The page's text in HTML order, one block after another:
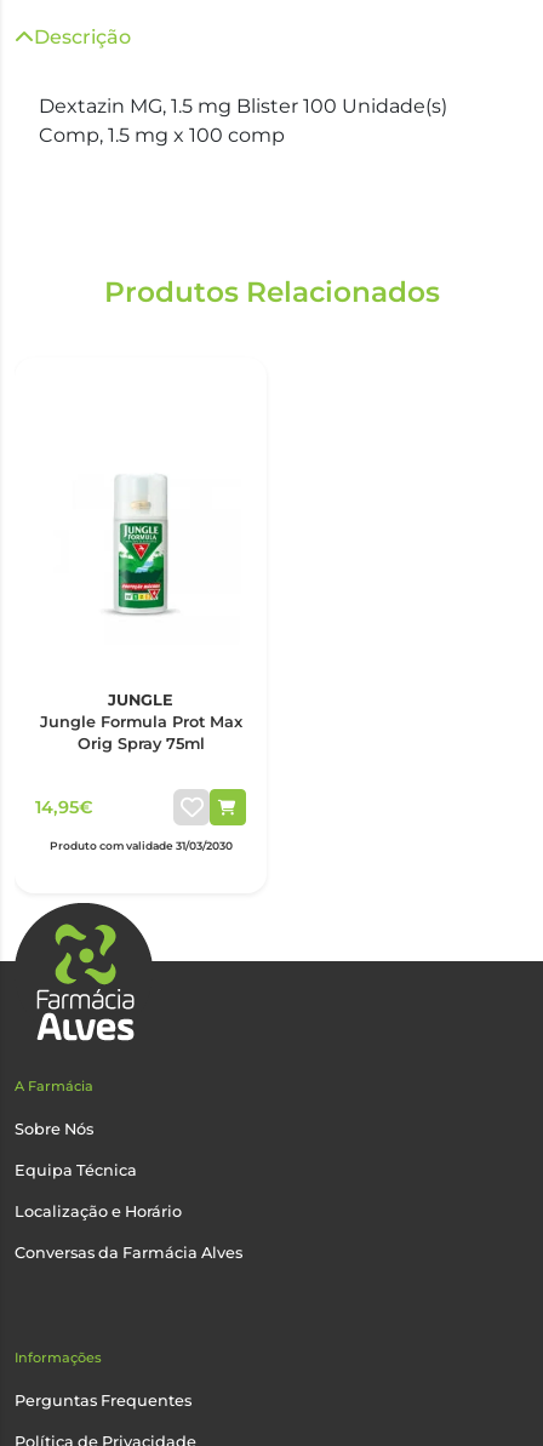
Descrição
Dextazin MG, 1.5 mg Blister 100 Unidade(s)
Comp, 1.5 mg x 100 comp
Produtos Relacionados
JUNGLE
Jungle Formula Prot Max
Orig Spray 75ml
14,95€
Produto com validade 31/03/2030
A Farmácia
Sobre Nós
Equipa Técnica
Localização e Horário
Conversas da Farmácia Alves
Informações
Perguntas Frequentes
Política de Privacidade